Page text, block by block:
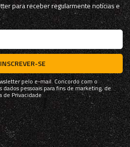
para receber regularmente notícias e
INSCREVER-SE
pelo e-mail. Concordo com o
pessoais para fins de marketing, de
de Privacidade